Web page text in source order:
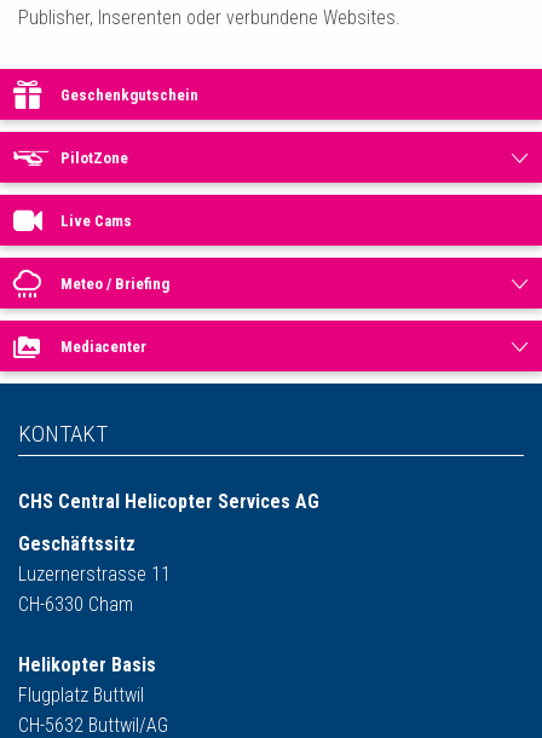
Publisher, Inserenten oder verbundene Websites.
Geschenkgutschein
PilotZone
Live Cams
Meteo / Briefing
Mediacenter
KONTAKT
CHS Central Helicopter Services AG
Geschäftssitz
Luzernerstrasse 11
CH-6330 Cham
Helikopter Basis
Flugplatz Buttwil
CH-5632 Buttwil/AG